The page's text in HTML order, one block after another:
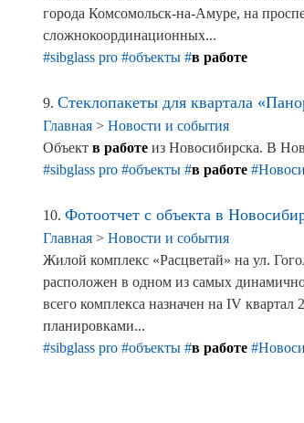
города Комсомольск-на-Амуре, на
сложнокоординационных...
#sibglass pro #объекты #в работе
9. Стеклопакеты для квартала
Главная > Новости и события
Объект в работе из Новосибирска. В
#sibglass pro #объекты #в работе
10. Фотоотчет с объекта в
Главная > Новости и события
Жилой комплекс «Расцветай» на ул.
расположен в одном из самых
всего комплекса назначен на IV
планировками...
#sibglass pro #объекты #в работе